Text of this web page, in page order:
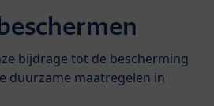
bijdrage tot de bescherming
duurzame maatregelen in